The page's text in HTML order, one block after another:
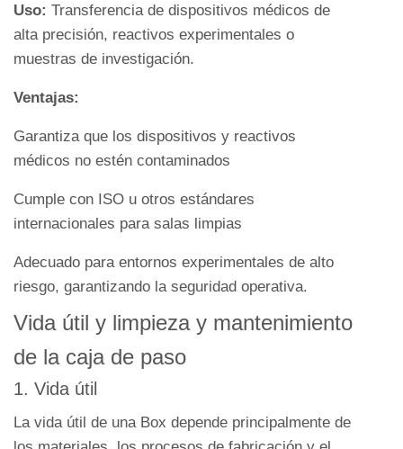
Uso: Transferencia de dispositivos médicos de
alta precisión, reactivos experimentales o
muestras de investigación.
Ventajas:
Garantiza que los dispositivos y reactivos
médicos no estén contaminados
Cumple con ISO u otros estándares
internacionales para salas limpias
Adecuado para entornos experimentales de alto
riesgo, garantizando la seguridad operativa.
Vida útil y limpieza y mantenimiento
de la caja de paso
1. Vida útil
La vida útil de una Box depende principalmente de